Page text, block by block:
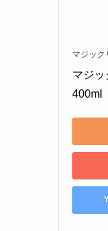
マジック
マジ
400ml